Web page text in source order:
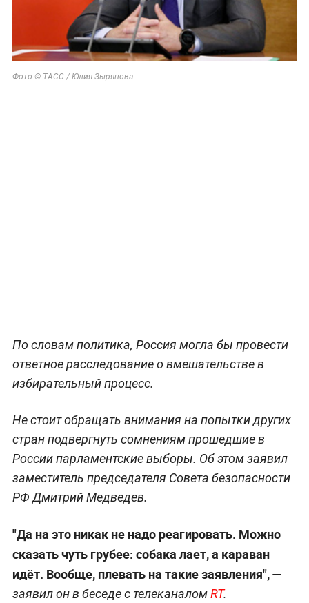
Фото © ТАСС / Юлия Зырянова
По словам политика, Россия могла бы провести
ответное расследование о вмешательстве в
избирательный процесс.
Не стоит обращать внимания на попытки других
стран подвергнуть сомнениям прошедшие в
России парламентские выборы. Об этом заявил
заместитель председателя Совета безопасности
РФ Дмитрий Медведев.
"Да на это никак не надо реагировать. Можно
сказать чуть грубее: собака лает, а караван
идёт. Вообще, плевать на такие заявления", —
заявил он в беседе с телеканаломRT.